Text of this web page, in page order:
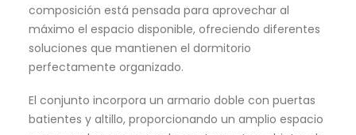
composición está pensada para aprovechar al
máximo el espacio disponible, ofreciendo diferentes
soluciones que mantienen el dormitorio
perfectamente organizado.
El conjunto incorpora un armario doble con puertas
batientes y altillo, proporcionando un amplio espacio